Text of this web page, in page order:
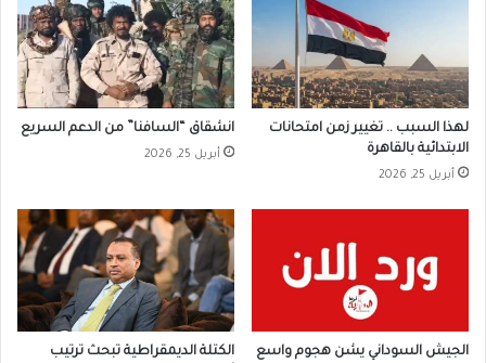
لهذا السبب .. تغيير زمن امتحانات
الابتدائية بالقاهرة
أبريل 25, 2026
انشقاق “السافنا” من الدعم السريع
أبريل 25, 2026
الجيش السوداني يشن هجوم واسع
الكتلة الديمقراطية تبحث ترتيب